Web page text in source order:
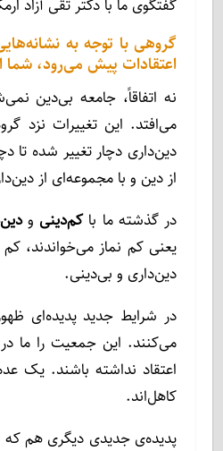
گفتگوی ما با دکتر تقی
گروهی با توجه به
اعتقادات پیش می‌رود، شما
نه اتفاقاً، جامعه بی‌دین
می‌افتد. این تغییرات نزد
دین‌داری دچار تغییر شده تا
از دین و با مجموعه‌ای از
در گذشته ما باکم‌دینی و
یعنی کم نماز می‌خواندند،
دین‌داری و بی‌دینی.
در شرایط جدید پدیده‌ای
می‌کنند. این جمعیت را ما
اعتقاد نداشته باشند. یک
کاهل‌اند.
پدیده‌ی جدیدی دیگری هم که